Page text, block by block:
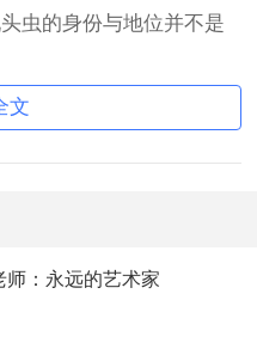
虫的身份与地位并不是
文
师：永远的艺术家